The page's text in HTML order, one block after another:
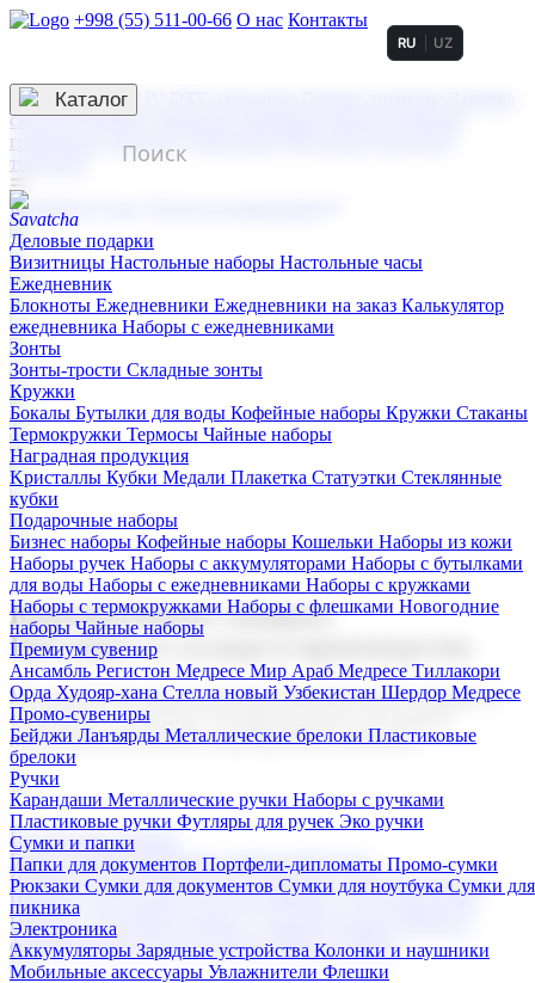
+998 (55) 511-00-66 О нас Контакты
3D гравировка
смолой (Doming)
гравировка твердая
тиснение
RU UZ
☰
Контакты
Каталог
Деловые подарки
Визитницы Настольные наборы Настольные часы
Ежедневник
Блокноты Ежедневники Ежедневники на заказ Калькулятор
ежедневника Наборы с ежедневниками
Зонты
Зонты-трости Складные зонты
Кружки
Бокалы Бутылки для воды Кофейные наборы Кружки Стаканы
Термокружки Термосы Чайные наборы
Наградная продукция
Kристаллы Кубки Медали Плакетка Статуэтки Стеклянные
кубки
Подарочные наборы
Бизнес наборы Кофейные наборы Кошельки Наборы из кожи
Наборы ручек Наборы с аккумуляторами Наборы с бутылками
для воды Наборы с ежедневниками Наборы с кружками
Наборы с термокружками Наборы с флешками Новогодние
наборы Чайные наборы
Премиум сувенир
Ансамбль Регистон Медресе Мир Араб Медресе Тиллакори
Орда Худояр-хана Стелла новый Узбекистан Шердор Медресе
Промо-сувениры
Бейджи Ланъярды Металлические брелоки Пластиковые
брелоки
Ручки
Карандаши Металлические ручки Наборы с ручками
Пластиковые ручки Футляры для ручек Эко ручки
Сумки и папки
Папки для документов Портфели-дипломаты Промо-сумки
Рюкзаки Сумки для документов Сумки для ноутбука Сумки для
пикника
Электроника
Аккумуляторы Зарядные устройства Колонки и наушники
Мобильные аксессуары Увлажнители Флешки
Корпоративные подарки
Поставка со склада и производство
Мы предлагаем широкий выбор корпоративных подарков и
сувениров с логотипом. В нашем каталоге вы найдете
продукцию для бизнеса, мероприятия и клиентов.
Подарочные наборы
Бизнес наборыКофейные наборы Кошельки
Наборы из кожиНаборы ручекНаборы с аккумуляторами
Наборы с бутылками для воды
Наборы с ежедневниками
Наборы с кружками
флешкамиНовогодние наборыЧайные наборы